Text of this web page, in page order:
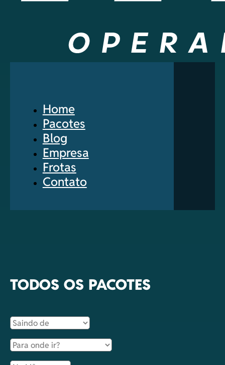
Home
Pacotes
Blog
Empresa
Frotas
Contato
TODOS OS PACOTES